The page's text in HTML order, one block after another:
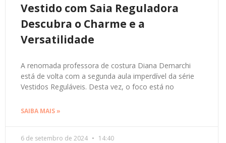
Vestido com Saia Reguladora
Descubra o Charme e a
Versatilidade
A renomada professora de costura Diana Demarchi
está de volta com a segunda aula imperdível da série
Vestidos Reguláveis. Desta vez, o foco está no
SAIBA MAIS »
6 de setembro de 2024 14:40